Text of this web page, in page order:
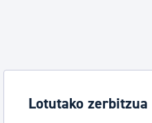
Lotutako zerbitzua